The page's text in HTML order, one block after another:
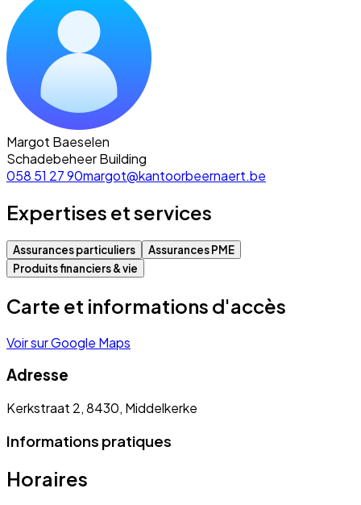
Margot Baeselen
Schadebeheer Building
058 51 27 90margot@kantoorbeernaert.be
Expertises et services
Assurances particuliers
Assurances PME
Produits financiers & vie
Carte et informations d'accès
Voir sur Google Maps
Adresse
Kerkstraat 2, 8430, Middelkerke
Informations pratiques
Horaires